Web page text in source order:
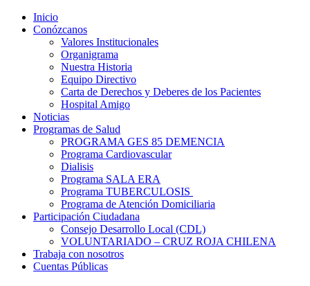
Inicio
Conózcanos
Valores Institucionales
Organigrama
Nuestra Historia
Equipo Directivo
Carta de Derechos y Deberes de los Pacientes
Hospital Amigo
Noticias
Programas de Salud
PROGRAMA GES 85 DEMENCIA
Programa Cardiovascular
Dialisis
Programa SALA ERA
Programa TUBERCULOSIS
Programa de Atención Domiciliaria
Participación Ciudadana
Consejo Desarrollo Local (CDL)
VOLUNTARIADO – CRUZ ROJA CHILENA
Trabaja con nosotros
Cuentas Públicas